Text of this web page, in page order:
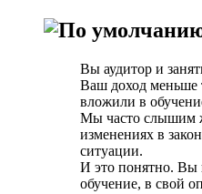
Вы аудитор и
Ваш доход меньше
вложили в
Мы часто слышим
изменениях в
ситуации.
И это понятно. Вы
обучение, в свой